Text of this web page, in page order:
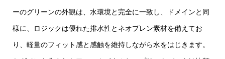
ーのグリーンの外観は、水環境と完全に一致し、ドメインと同
様に、ロジックは優れた排水性とネオプレン素材を備えてお
り、軽量のフィット感と感触を維持しながら水をはじきます。